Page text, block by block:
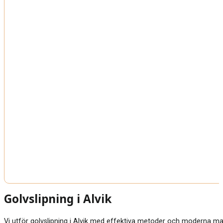
Golvslipning i Alvik
Vi utför golvslipning i Alvik med effektiva metoder och moderna